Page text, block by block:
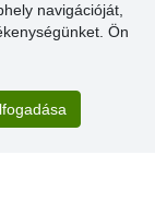
navigációját,
Ön